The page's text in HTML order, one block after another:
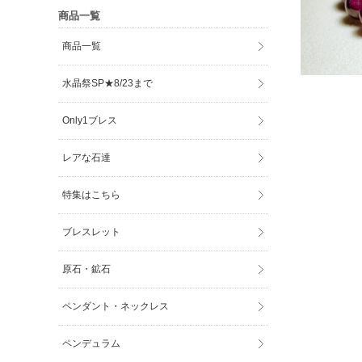
商品一覧
商品一覧
水晶祭SP★8/23まで
Only1ブレス
レアな石達
特集はこちら
ブレスレット
原石・鉱石
ペンダント・ネックレス
ペンデュラム